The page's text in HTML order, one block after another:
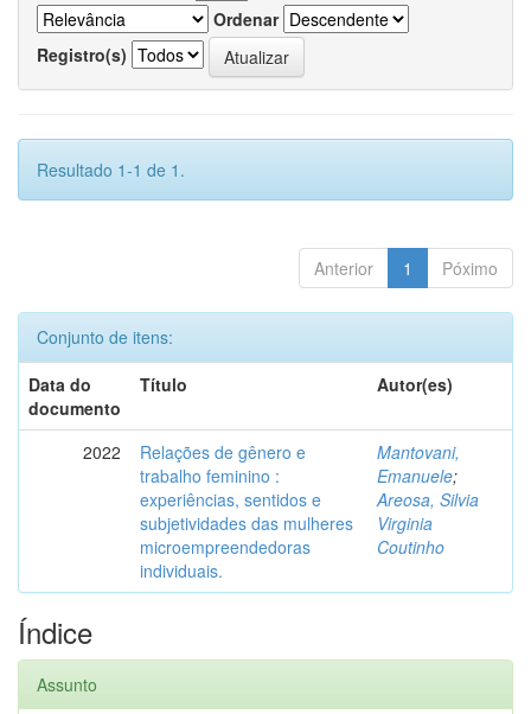
Ordenar
Registro(s)
Resultado 1-1 de 1.
Anterior 1 Póximo
Conjunto de itens:
Data do
documento
Título Autor(es)
2022
Relações de gênero e
trabalho feminino :
experiências, sentidos e
subjetividades das mulheres
microempreendedoras
individuais.
Mantovani,
Emanuele;
Areosa, Silvia
Virginia
Coutinho
Índice
Assunto